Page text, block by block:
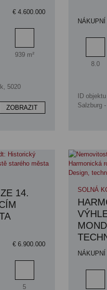
€ 4.600.000
Plocha pozemku
939 m²
5020
ZOBRAZIT
NÁKUPNÍ
Pokoj
8.0
ID
Salzburg
14.
€ 6.900.000
Počet parkovacích míst
5
SOLNÁ